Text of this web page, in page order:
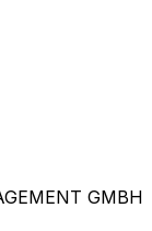
GMBH